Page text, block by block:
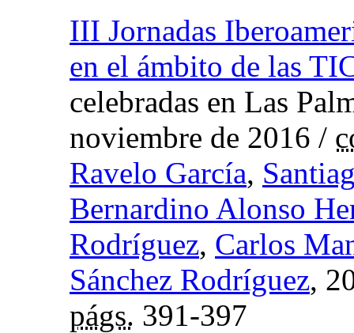
III Jornadas
en el ámbito de las
celebradas en Las
noviembre de 2016 /
Ravelo García,
Bernardino Alonso
Rodríguez, Carlos
Sánchez Rodríguez,
págs. 391-397